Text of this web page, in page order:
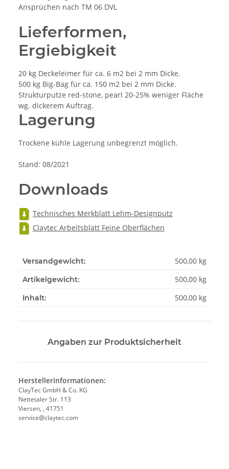
Ansprüchen nach TM 06 DVL
Lieferformen,
Ergiebigkeit
20 kg Deckeleimer für ca. 6 m2 bei 2 mm Dicke.
500 kg Big-Bag für ca. 150 m2 bei 2 mm Dicke.
Strukturputze red-stone, pearl 20-25% weniger Fläche
wg. dickerem Auftrag.
Lagerung
Trockene kühle Lagerung unbegrenzt möglich.
Stand: 08/2021
Downloads
Technisches Merkblatt Lehm-Designputz
Claytec Arbeitsblatt Feine Oberflächen
Versandgewicht: 500,00 kg
Artikelgewicht: 500,00 kg
Inhalt: 500,00 kg
Angaben zur Produktsicherheit
Herstellerinformationen:
ClayTec GmbH & Co. KG
Nettetaler Str. 113
Viersen, , 41751
service@claytec.com